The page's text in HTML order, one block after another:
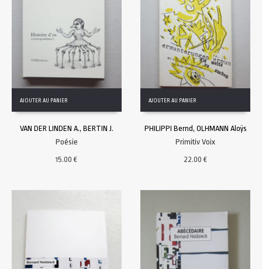
AJOUTER AU PANIER
VAN DER LINDEN A., BERTIN J.
Poésie
15.00€
AJOUTER AU PANIER
PHILIPPI Bernd, OLHMANN Aloÿs
Primitiv Voix
22.00€